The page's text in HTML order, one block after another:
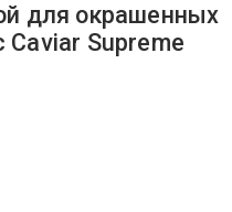
для окрашенных
Supreme